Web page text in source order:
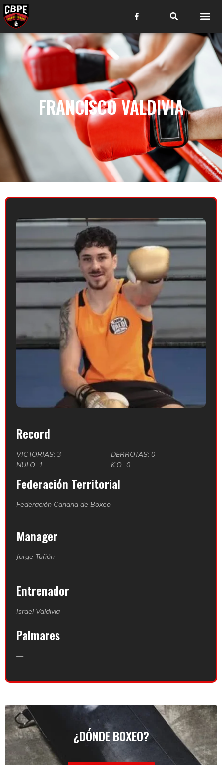
FRANCISCO VALDIVIA
Record
VICTORIAS: 3
DERROTAS: 0
NULO: 1
K.O.: 0
Federación Territorial
Federación Canaria de Boxeo
Manager
Jorge Tuñón
Entrenador
Israel Valdivia
Palmares
—
¿DÓNDE BOXEO?